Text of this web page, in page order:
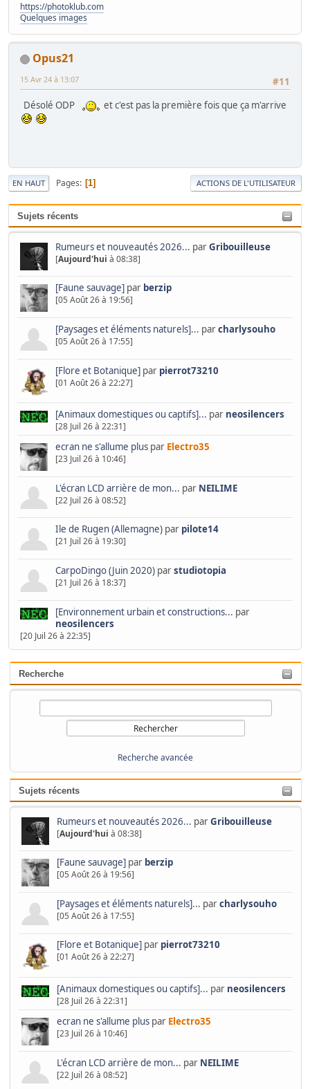
Recherche
Recherche avancée
Sujets récents
Rumeurs et nouveautés 2026... parGribouilleuse
[Aujourd'hui à 08:38]
[Faune sauvage] par berzip
[05 Août 26 à 19:56]
[Paysages et éléments naturels]... parcharlysouho
[05 Août 26 à 17:55]
[Flore et Botanique]par pierrot73210
[01 Août 26 à 22:27]
[Animaux domestiques ou captifs]... par neosilencers
[28 Juil 26 à 22:31]
ecran ne s'allume pluspar Electro35
[23 Juil 26 à 10:46]
L'écran LCD arrière de mon... par NEILIME
[22 Juil 26 à 08:52]
https://photoklub.com
Quelques images
Opus21
#11
15 Avr 24 à 13:07
Désolé ODP et c'est pas la première fois que ça m'arrive
EN HAUT Pages 1 ACTIONS DE L'UTILISATEUR
Sujets récents
Rumeurs et nouveautés 2026... parGribouilleuse
[Aujourd'hui à 08:38]
[Faune sauvage] par berzip
[05 Août 26 à 19:56]
[Paysages et éléments naturels]... parcharlysouho
[05 Août 26 à 17:55]
[Flore et Botanique]par pierrot73210
[01 Août 26 à 22:27]
[Animaux domestiques ou captifs]... par neosilencers
[28 Juil 26 à 22:31]
ecran ne s'allume pluspar Electro35
[23 Juil 26 à 10:46]
L'écran LCD arrière de mon... par NEILIME
[22 Juil 26 à 08:52]
Ile de Rugen (Allemagne)par pilote14
[21 Juil 26 à 19:30]
CarpoDingo (Juin 2020)parstudiotopia
[21 Juil 26 à 18:37]
[Environnement urbain et constructions... par
neosilencers
[20 Juil 26 à 22:35]